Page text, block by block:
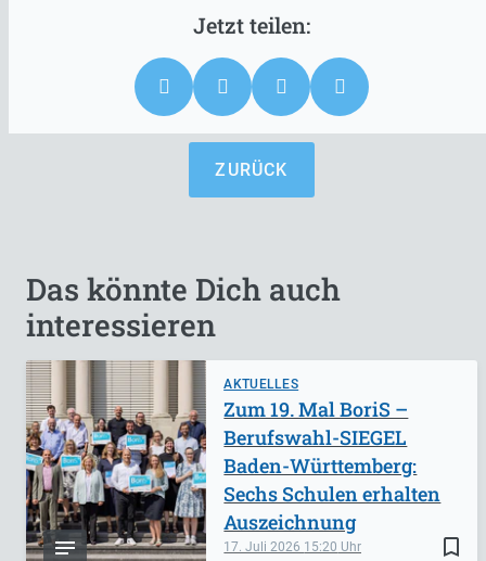
ZURÜCK
Das könnte Dich auch
interessieren
AKTUELLES
bookmark_border
17. Juli 2026 15:20
Zum 19. Mal BoriS –
Berufswahl-SIEGEL
Baden-Württemberg:
Sechs Schulen erhalten
Auszeichnung